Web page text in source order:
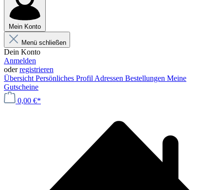
Mein Konto
Menü schließen
Dein Konto
Anmelden
oderregistrieren
Übersicht Persönliches Profil Adressen Bestellungen Meine
Gutscheine
0,00 €*